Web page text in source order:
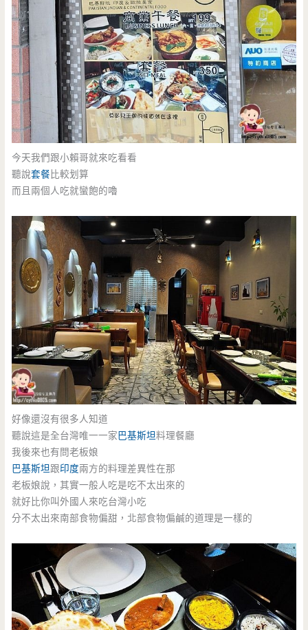
今天我們跟小賴哥就來吃看看
聽說套餐比較划算
而且兩個人吃就蠻飽的嚕
好像還沒有很多人知道
聽說這是全台灣唯一一家巴基斯坦料理餐廳
我後來也有問老板娘
巴基斯坦跟印度兩方的料理差異性在那
老板娘說，其實一般人吃是吃不太出來的
就好比你叫外國人來吃台灣小吃
分不太出來南部食物偏甜，北部食物偏鹹的道理是一樣的